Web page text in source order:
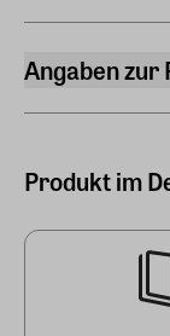
Angaben
Deutschland (EU)
E-Mail-Adresse
Produkt im